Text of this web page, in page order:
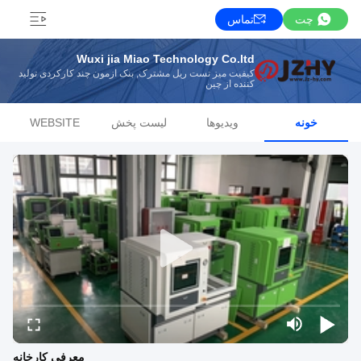
چت تماس
Wuxi jia Miao Technology Co.ltd
کیفیت میز تست ریل مشترک, بنک آزمون چند کارکردی تولید
کننده از چین
خونه ویدیوها لیست پخش WEBSITE
معرفی کارخانه